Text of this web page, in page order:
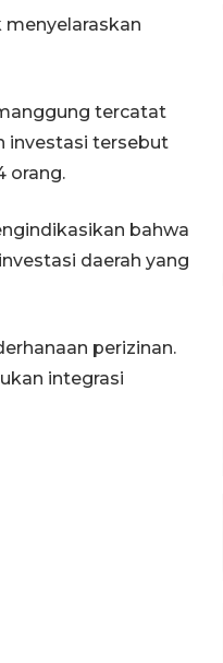
tercatat
investasi tersebut
orang.
bahwa
daerah yang
perizinan.
integrasi